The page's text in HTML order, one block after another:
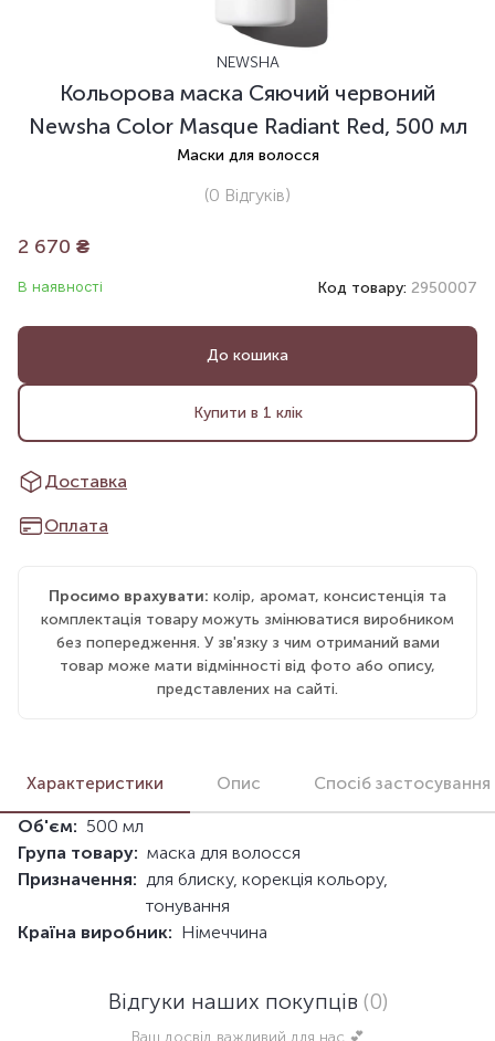
NEWSHA
Кольорова маска Сяючий червоний
Newsha Color Masque Radiant Red, 500 мл
Маски для волосся
(0 Відгуків)
2 670 ₴
В наявності Код товару: 2950007
До кошика
Купити в 1 клік
Доставка
Оплата
Просимо врахувати: колір, аромат, консистенція та
комплектація товару можуть змінюватися виробником
без попередження. У зв'язку з чим отриманий вами
товар може мати відмінності від фото або опису,
представлених на сайті.
Характеристики Опис Спосіб застосування
Об'єм: 500 мл
Група товару: маска для волосся
Призначення: для блиску, корекція кольору,
тонування
Країна виробник: Німеччина
Відгуки наших покупців (0)
Ваш досвід важливий для нас 💕